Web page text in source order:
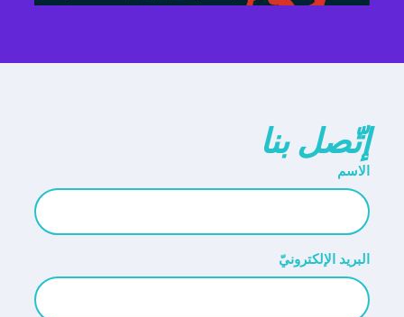
إتّصل بنا
الاسم
البريد الإلكترونيّ